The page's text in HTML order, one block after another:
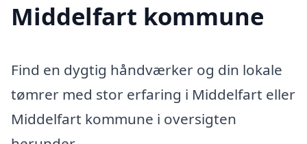
Middelfart kommune
Find en dygtig håndværker og din lokale
tømrer med stor erfaring i Middelfart eller
Middelfart kommune i oversigten